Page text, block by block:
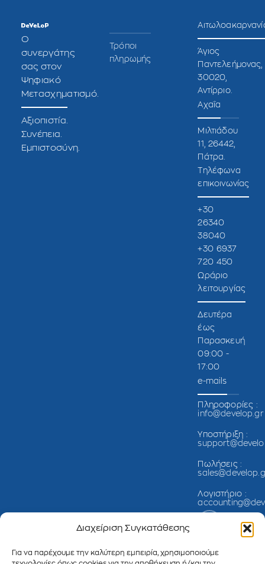
Διαχείριση Συγκατάθεσης
Για να παρέχουμε την καλύτερη εμπειρία, χρησιμοποιούμε
O
συνεργάτης
σας στον
Ψηφιακό
Μετασχηματισμό.
Αξιοπιστία.
Συνέπεια.
Εμπιστοσύνη.
Τρόποι
πληρωμής
Άγιος
Παντελεήμονας,
30020,
Αντίρριο.
Αχαΐα
Μιλτιάδου
11, 26442,
Πάτρα.
Τηλέφωνα
επικοινωνίας
+30
26340
38040
+30 6937
720 450
Ωράριο
λειτουργίας
Δευτέρα
έως
Παρασκευή
09:00 -
17:00
e-mails
Πληροφορίες :
info@develop.gr
Υποστήριξη :
Πωλήσεις :
Λογιστήριο :